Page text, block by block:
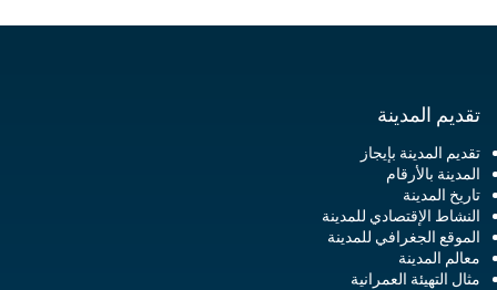
تقديم المدينة
تقديم المدينة بإيجاز
المدينة بالأرقام
تاريخ المدينة
النشاط الإقتصادي للمدينة
الموقع الجغرافي للمدينة
معالم المدينة
مثال التهيئة العمرانية